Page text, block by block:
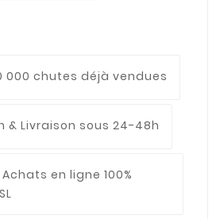
000 chutes déjà vendues
& Livraison sous 24-48h
en ligne 100%